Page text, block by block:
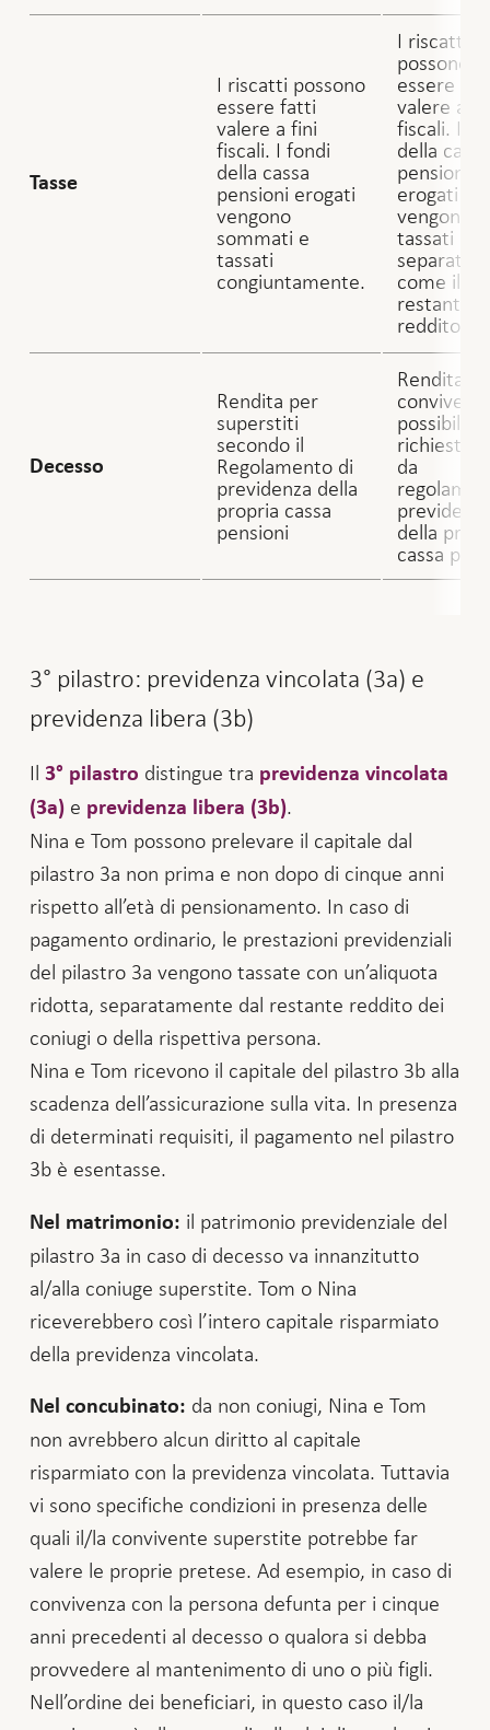
Tasse
I riscatti possono
essere fatti
valere a fini
fiscali. I fondi
della cassa
pensioni erogati
vengono
sommati e
tassati
congiuntamente.
I riscatti
possono
essere
valere a
fiscali. I
della cassa
pensioni
erogati
vengono
tassati
come il
restante
reddito.
Decesso
Rendita per
superstiti
secondo il
Regolamento di
previdenza della
propria cassa
pensioni
Rendita
conviventi
possibile
richiesta
da
della
cassa
3° pilastro: previdenza vincolata (3a) e
previdenza libera (3b)
Il 3° pilastro distingue tra previdenza vincolata
(3a)e previdenza libera (3b).
Nina e Tom possono prelevare il capitale dal
pilastro 3a non prima e non dopo di cinque anni
rispetto all’età di pensionamento. In caso di
pagamento ordinario, le prestazioni previdenziali
del pilastro 3a vengono tassate con un’aliquota
ridotta, separatamente dal restante reddito dei
coniugi o della rispettiva persona.
Nina e Tom ricevono il capitale del pilastro 3b alla
scadenza dell’assicurazione sulla vita. In presenza
di determinati requisiti, il pagamento nel pilastro
3b è esentasse.
Nel matrimonio: il patrimonio previdenziale del
pilastro 3a in caso di decesso va innanzitutto
al/alla coniuge superstite. Tom o Nina
riceverebbero così l’intero capitale risparmiato
della previdenza vincolata.
Nel concubinato: da non coniugi, Nina e Tom
non avrebbero alcun diritto al capitale
risparmiato con la previdenza vincolata. Tuttavia
vi sono specifiche condizioni in presenza delle
quali il/la convivente superstite potrebbe far
valere le proprie pretese. Ad esempio, in caso di
convivenza con la persona defunta per i cinque
anni precedenti al decesso o qualora si debba
provvedere al mantenimento di uno o più figli.
Nell’ordine dei beneficiari, in questo caso il/la